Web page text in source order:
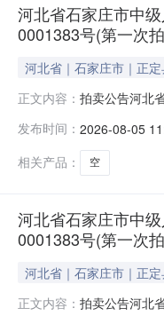
河北省石家庄市中
0001383号(第一次
河北省｜石家庄市｜正
正文内容： 拍卖公告河北
动产权第
发布时间： 2026-08-05
相关产品：
空
河北省石家庄市中
0001383号(第一次
河北省｜石家庄市｜正
正文内容： 拍卖公告河北